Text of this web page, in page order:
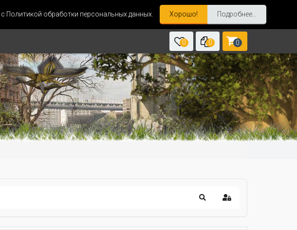
Политикой обработки персональных данных. Хорошо! Подробнее...
0 0 0